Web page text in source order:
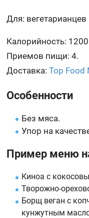
Для:
Калорийность:
Приемов пищи: 4.
Доставка:Top Food
Особенности
Без мяса.
Упор на
Пример меню
Киноа с
Творожно-
Борщ веган с
кунжутным